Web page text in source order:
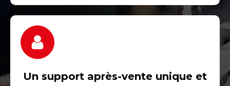
Un support après-vente unique et